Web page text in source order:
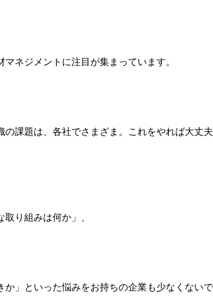
ネジメントに注目が集まっています。
の課題は、各社でさまざま。これをやれば大丈
り組みは何か」、
か」といった悩みをお持ちの企業も少なくないで